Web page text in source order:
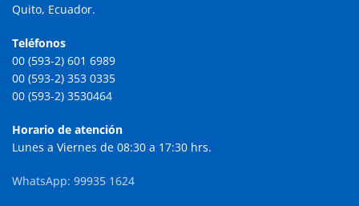
Quito, Ecuador.
Teléfonos
00 (593-2) 601 6989
00 (593-2) 353 0335
00 (593-2) 3530464
Horario de atención
Lunes a Viernes de 08:30 a 17:30 hrs.
WhatsApp: 99935 1624